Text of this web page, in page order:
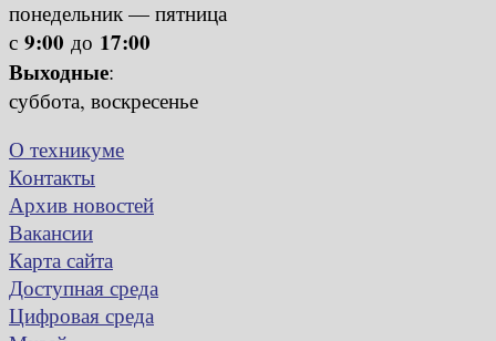
понедельник — пятница
с 9:00 до 17:00
Выходные:
суббота, воскресенье
О техникуме
Контакты
Архив новостей
Вакансии
Карта сайта
Доступная среда
Цифровая среда